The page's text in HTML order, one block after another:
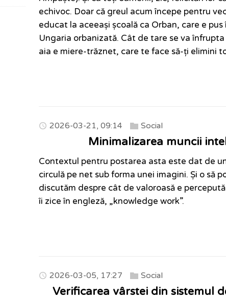
echivoc. Doar că greul acum începe pentru
educat la aceeași școală ca Orban, care e
Ungaria orbanizată. Cât de tare se va
aia e miere-trăznet, care te face să-ți elimini
2026-03-21, 09:14 Social
Minimalizarea muncii
Contextul pentru postarea asta este dat de
circulă pe net sub forma unei imagini. Și o să
discutăm despre cât de valoroasă e
îi zice în engleză, „knowledge work”.
2026-03-05, 17:27 Social
Verificarea vârstei din sistemul